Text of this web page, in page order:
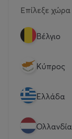
Επίλεξε χώρα
Βέλγιο
Κύπρος
Eλλάδα
Ολλανδία